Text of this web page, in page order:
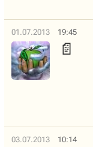
01.07.2013 19:45
📄
03.07.2013 10:14